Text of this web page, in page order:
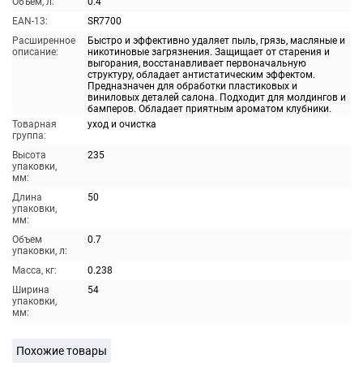
EAN-13:
SR7700
Расширенное
описание:
Быстро и эффективно удаляет пыль, грязь, масляные и
никотиновые загрязнения. Защищает от старения и
выгорания, восстанавливает первоначальную
структуру, обладает антистатическим эффектом.
Предназначен для обработки пластиковых и
виниловых деталей салона. Подходит для молдингов и
бамперов. Обладает приятным ароматом клубники.
Товарная
группа:
уход и очистка
Высота
упаковки,
мм:
235
Длина
упаковки,
мм:
50
Объем
упаковки, л:
0.7
Масса, кг:
0.238
Ширина
упаковки,
мм:
54
Похожие товары